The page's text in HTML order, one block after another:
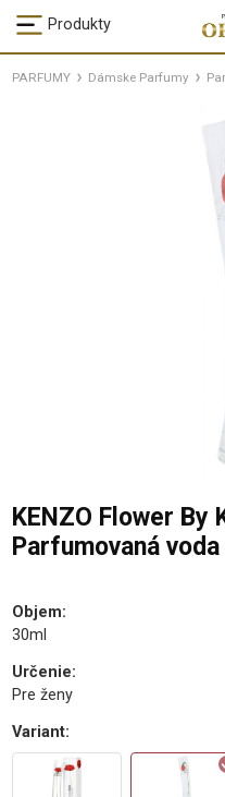
Produkty
PARFUMY Dámske Parfumy
KENZO Flower By
Parfumovaná voda
Objem:
30ml
Určenie:
Pre ženy
Variant: